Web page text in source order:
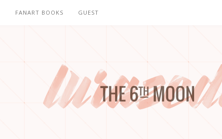
FANART BOOKS GUEST